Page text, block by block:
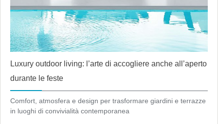
Luxury outdoor living: l’arte di accogliere anche all’aperto
durante le feste
Comfort, atmosfera e design per trasformare giardini e terrazze
in luoghi di convivialità contemporanea